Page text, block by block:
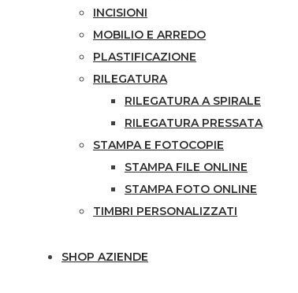
INCISIONI
MOBILIO E ARREDO
PLASTIFICAZIONE
RILEGATURA
RILEGATURA A SPIRALE
RILEGATURA PRESSATA
STAMPA E FOTOCOPIE
STAMPA FILE ONLINE
STAMPA FOTO ONLINE
TIMBRI PERSONALIZZATI
SHOP AZIENDE